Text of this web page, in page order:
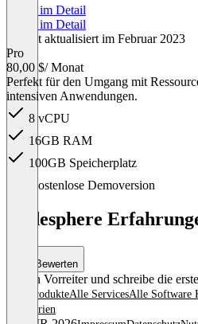
Preise im Detail
Preise im Detail
Zuletzt aktualisiert im Februar 2023
Pro
80,00 $/ Monat
Perfekt für den Umgang mit
intensiven Anwendungen.
8 vCPU
16GB RAM
100GB Speicherplatz
Kostenlose Demoversion
Codesphere
Bewerten
Sei ein Vorreiter und schreibe die
Alle ProdukteAlle ServicesAlle Software
Kategorien